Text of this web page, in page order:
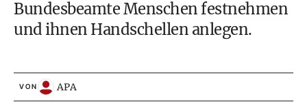
Bundesbeamte Menschen festnehmen
und ihnen Handschellen anlegen.
VON APA